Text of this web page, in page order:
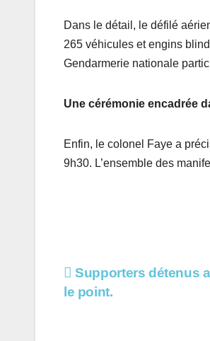
Dans le détail, le défilé
265 véhicules et engins
Gendarmerie nationale
Une cérémonie encadrée
Enfin, le colonel Faye a
9h30. L’ensemble des
Navigation
de
Supporters détenus
le point.